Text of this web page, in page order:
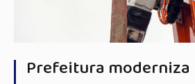
Prefeitura moderniza